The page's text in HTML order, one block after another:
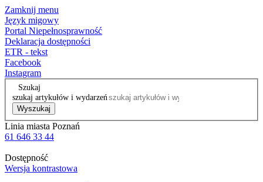
Zamknij menu
Język migowy
Portal Niepełnosprawność
Deklaracja dostępności
ETR - tekst
Facebook
Instagram
Szukaj
szukaj artykułów i wydarzeń
Wyszukaj
Linia miasta Poznań
61 646 33 44
Dostępność
Wersja kontrastowa